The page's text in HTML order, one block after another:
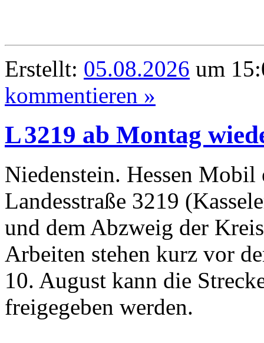
Erstellt: 05.08.2026 um
kommentieren »
L 3219 ab Montag
Niedenstein. Hessen
Landesstraße 3219
und dem Abzweig der
Arbeiten stehen kurz vor
10. August kann die
freigegeben werden.